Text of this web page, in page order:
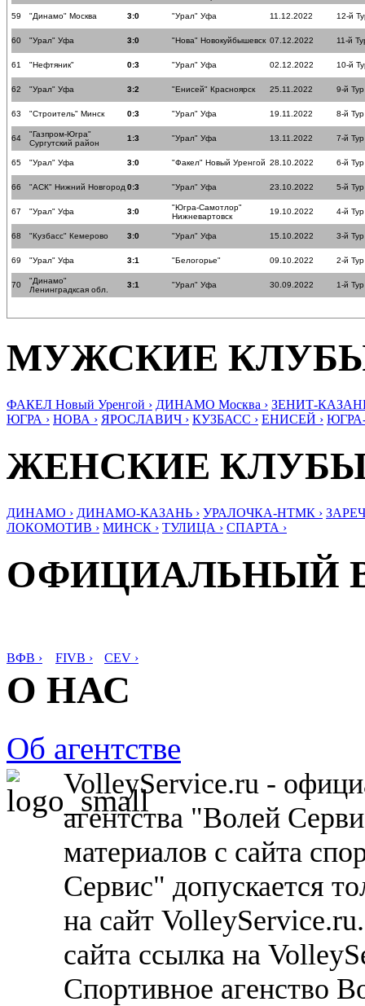
59 "Динамо" Москва 3:0 "Урал" Уфа 11.12.2022 12-й
60 "Урал" Уфа 3:0 "Нова" Новокуйбышевск 07.12.2022 11-й
61 "Нефтяник" 0:3 "Урал" Уфа 02.12.2022 10-й
62 "Урал" Уфа 3:2 "Енисей" Красноярск 25.11.2022 9-й Тур
63 "Строитель" Минск 0:3 "Урал" Уфа 19.11.2022 8-й Тур
64
"Газпром-Югра"
Сургутский район
1:3 "Урал" Уфа 13.11.2022 7-й Тур
65 "Урал" Уфа 3:0 "Факел" Новый Уренгой 28.10.2022 6-й Тур
66 "АСК" Нижний Новгород 0:3 "Урал" Уфа 23.10.2022 5-й Тур
67 "Урал" Уфа 3:0
"Югра-Самотлор"
Нижневартовск
19.10.2022 4-й Тур
68 "Кузбасс" Кемерово 3:0 "Урал" Уфа 15.10.2022 3-й Тур
69 "Урал" Уфа 3:1 "Белогорье" 09.10.2022 2-й Тур
70
"Динамо"
Ленинградксая обл.
3:1 "Урал" Уфа 30.09.2022 1-й Тур
МУЖСКИЕ
ФАКЕЛ Новый Уренгой › ДИНАМО Москва › ЗЕНИТ-
ЮГРА › НОВА › ЯРОСЛАВИЧ › КУЗБАСС › ЕНИСЕЙ ›
ЖЕНСКИЕ
ДИНАМО › ДИНАМО-КАЗАНЬ › УРАЛОЧКА-НТМК ›
ЛОКОМОТИВ › МИНСК › ТУЛИЦА › СПАРТА ›
ОФИЦИАЛЬНЫЙ
ВФВ › FIVB › CEV ›
О НАС
Об агентстве
VolleyService.ru -
агентства "Волей
материалов с сайта
Сервис" допускается
на сайт
сайта ссылка на
Спортивное агенство